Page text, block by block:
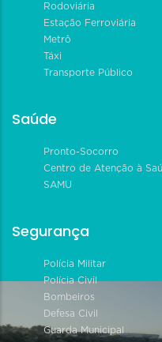
Rodoviária
Estação Ferroviária
Metrô
Táxi
Transporte Público
Saúde
Pronto-Socorro
Centro de Atenção à
SAMU
Segurança
Polícia Militar
Polícia Civil
Bombeiros
Defesa Civil
Guarda Municipal